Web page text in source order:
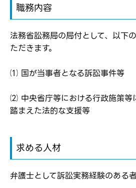
弊社ホームページの求人票
応募した方へ
応募完了通知をする
応募し、転職を決めた方
転職報告をする
お気に入り登録にはログインが必要
メールアドレス
パスワード
※パスワードを忘れた方は
新規会員登録
職務内容
法務省訟務局の局付として、以下
ただきます。
⑴ 国が当事者となる訴訟事件等
⑵ 中央省庁等における行政施策等
踏まえた法的な支援等
求める人材
弁護士として訴訟実務経験のある